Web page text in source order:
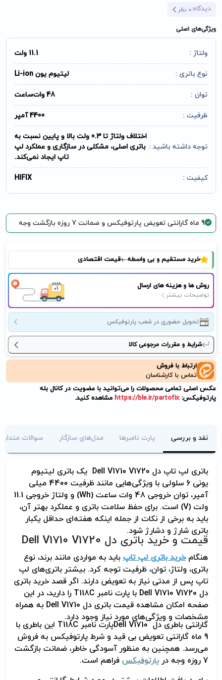
دیدگاه:0 نظر
ویژگی‌های اصلی
ولتاژ : 11.1 ولت
نوع باتری : لیتیوم یون Li-ion
توان : 48 وات‌ساعت
ظرفیت : 4400 آمپر
توجه داشته باشید :
اختلاف ولتاژ تا 0.3 ولت بالا و پایین نسبت به
باتری اصلی، مشکلی در سازگاری و عملکرد لپ
تاپ ایجاد نمی‌کند.
کیفیت : HIFIX
9 ماه گارانتی تعویض پارتوفیکس و ضمانت 7 روزه بازگشت وجه
خرید مستقیم و بی واسطه قیمت اقتصادی
روش ها و هزینه های ارسال
توضیحات بیشتر
تحویل حضوری در شعب پارتوفیکس
شرایط و مقررات مرجوعی کالا
ارتباط با فروش
تماس با کارشناسان
عکس اصلی تمامی محصولات را می‌توانید با عضویت در کانال بله
پارتوفیکس: https://ble.ir/partofix مشاهده کنید.
نقد و بررسی پارت نامبرها مدل‌های سازگار سوالات
باتری لپ تاپ دل Dell V1710 V1720 یک باتری لیتیوم
یونی 6 سلولی با ویژگی‌هایی مانند ظرفیت 4400 میلی
آمپر، توان خروجی 48 وات ساعت (
Wh
) و ولتاژ خروجی 11.1
ولت (V) است. برای حفظ سلامت باتری و عملکرد بهتر آن،
باید به برخی از نکات از جمله اینکه هفته‌ای حداقل یکبار
باتری شارژ و دشارژ شود.
قیمت و خرید باتری دل Dell V1710 V1720
هنگامخرید باتری لپ تاپ باید به مواردی مانند برند، نوع
باتری، ولتاژ، توان، ظرفیت توجه کرد. بیشتر باتری‌های لپ
تاپ پس از مدتی نیاز به تعویض دارند. اگر قصد خرید باتری
دل Dell V1710 V1720 با پارت نامبر T118C را دارید، در این
صفحه امکان مشاهده قیمت باتری دل Dell V1710 به همراه
مشخصات و ویژگی‌های مورد نیاز وجود دارد.
گارانتی باطری دل Dell V1710پارت نامبر T118C این باطری با
9 ماه گارانتی تعویض بی قید و شرط پارتوفیکس به فروش
می‌رسد. همچنین به منظور آسودگی خاطر، ضمانت بازگشت
7 روزه وجه در
پارتوفیکس فراهم است.